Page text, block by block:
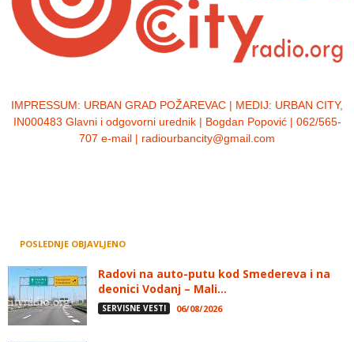
IMPRESSUM: URBAN GRAD POŽAREVAC | MEDIJ: URBAN CITY,
IN000483 Glavni i odgovorni urednik | Bogdan Popović | 062/565-
707 e-mail | radiourbancity@gmail.com
POSLEDNJE OBJAVLJENO
Radovi na auto-putu kod Smedereva i na
deonici Vodanj – Mali...
SERVISNE VESTI 06/08/2026